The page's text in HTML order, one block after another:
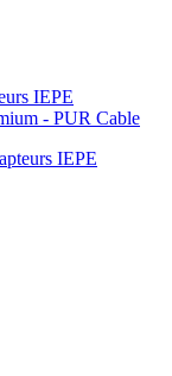
IEPE
- PUR Cable
IEPE